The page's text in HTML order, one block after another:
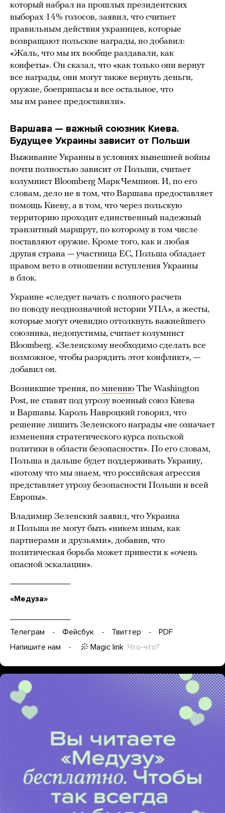
который набрал на прошлых президентских
выборах 14% голосов, заявил, что считает
правильным действия украинцев, которые
возвращают польские награды, но добавил:
«Жаль, что мы их вообще раздавали, как
конфеты». Он сказал, что «как только они вернут
все награды, они могут также вернуть деньги,
оружие, боеприпасы и все остальное, что
мы им ранее предоставили».
Варшава — важный союзник Киева.
Будущее Украины зависит от Польши
Выживание Украины в условиях нынешней войны
почти полностью зависит от Польши, считает
колумнист Bloomberg Марк Чемпион. И, по его
словам, дело не в том, что Варшава предоставляет
помощь Киеву, а в том, что через польскую
территорию проходит единственный надежный
транзитный маршрут, по которому в том числе
поставляют оружие. Кроме того, как и любая
другая страна — участница ЕС, Польша обладает
правом вето в отношении вступления Украины
в блок.
Украине «следует начать с полного расчета
по поводу неоднозначной истории УПА», а жесты,
которые могут очевидно оттолкнуть важнейшего
союзника, недопустимы, считает колумнист
Bloomberg. «Зеленскому необходимо сделать все
возможное, чтобы разрядить этот конфликт», —
добавил он.
Возникшие трения, по мнению The Washington
Post, не ставят под угрозу военный союз Киева
и Варшавы. Кароль Навроцкий говорил, что
решение лишить Зеленского награды «не означает
изменения стратегического курса польской
политики в области безопасности». По его словам,
Польша и дальше будет поддерживать Украину,
«потому что мы знаем, что российская агрессия
представляет угрозу безопасности Польши и всей
Европы».
Владимир Зеленский заявил, что Украина
и Польша не могут быть «никем иным, как
партнерами и друзьями», добавив, что
политическая борьба может привести к «очень
опасной эскалации».
«Медуза»
Телеграм Фейсбук Твиттер
PDF
Напишите нам
Magic link Что-что?